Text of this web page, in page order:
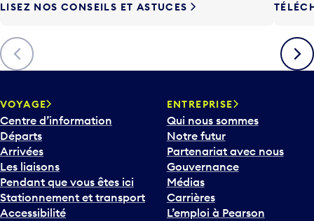
Précédent
LISEZ NOS CONSEILS ET ASTUCES
VOYAGE
Centre d’information
Départs
Arrivées
Les liaisons
Pendant que vous êtes ici
Stationnement et transport
Accessibilité
ENTREPRISE
Qui nous sommes
Notre futur
Partenariat avec nous
Gouvernance
Médias
Carrières
L’emploi à Pearson